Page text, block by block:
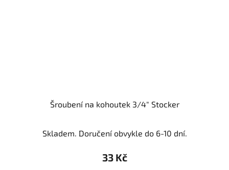
Šroubení na kohoutek 3/4" Stocker
Skladem. Doručení obvykle do 6-10 dní.
33 Kč